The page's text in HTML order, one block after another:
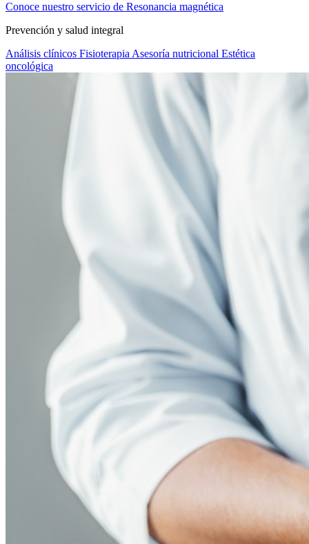
Conoce nuestro servicio de Resonancia magnética
Prevención y salud integral
Análisis clínicos Fisioterapia Asesoría nutricional Estética
oncológica